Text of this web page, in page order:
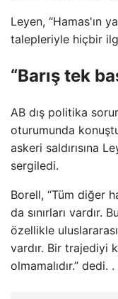
Leyen, “Hamas'ın
talepleriyle hiçbir
“Barış tek
AB dış politika
oturumunda
askeri saldırısına
sergiledi.
Borell, “Tüm diğer
da sınırları vardır.
özellikle
vardır. Bir trajediyi
olmamalıdır.” dedi. .